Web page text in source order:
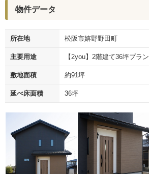
物件データ
所在地 松阪市嬉野野田町
主要用途 【2you】2階建て36坪プラン
敷地面積 約91坪
延べ床面積 36坪